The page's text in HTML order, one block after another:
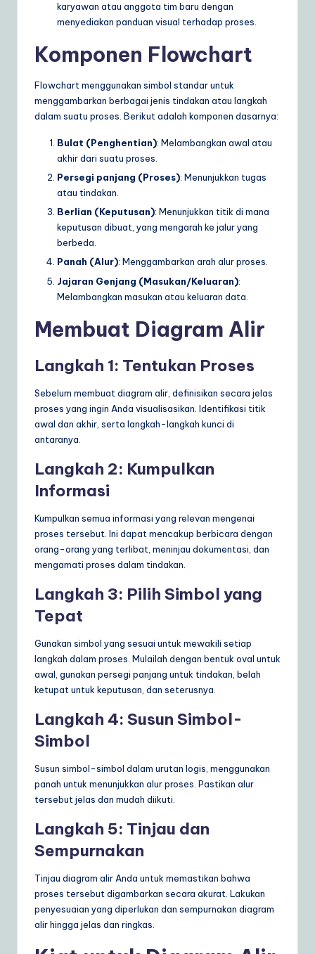
S
o
karyawan atau anggota tim baru dengan
menyediakan panduan visual terhadap proses.
Komponen Flowchart
Flowchart menggunakan simbol standar untuk
menggambarkan berbagai jenis tindakan atau langkah
dalam suatu proses. Berikut adalah komponen dasarnya:
Bulat (Penghentian): Melambangkan awal atau
akhir dari suatu proses.
Persegi panjang (Proses): Menunjukkan tugas
atau tindakan.
Berlian (Keputusan): Menunjukkan titik di mana
keputusan dibuat, yang mengarah ke jalur yang
berbeda.
Panah (Alur): Menggambarkan arah alur proses.
Jajaran Genjang (Masukan/Keluaran):
Melambangkan masukan atau keluaran data.
Membuat Diagram Alir
Langkah 1: Tentukan Proses
Sebelum membuat diagram alir, definisikan secara jelas
proses yang ingin Anda visualisasikan. Identifikasi titik
awal dan akhir, serta langkah-langkah kunci di
antaranya.
Langkah 2: Kumpulkan
Informasi
Kumpulkan semua informasi yang relevan mengenai
proses tersebut. Ini dapat mencakup berbicara dengan
orang-orang yang terlibat, meninjau dokumentasi, dan
mengamati proses dalam tindakan.
Langkah 3: Pilih Simbol yang
Tepat
Gunakan simbol yang sesuai untuk mewakili setiap
langkah dalam proses. Mulailah dengan bentuk oval untuk
awal, gunakan persegi panjang untuk tindakan, belah
ketupat untuk keputusan, dan seterusnya.
Langkah 4: Susun Simbol-
Simbol
Susun simbol-simbol dalam urutan logis, menggunakan
panah untuk menunjukkan alur proses. Pastikan alur
tersebut jelas dan mudah diikuti.
Langkah 5: Tinjau dan
Sempurnakan
Tinjau diagram alir Anda untuk memastikan bahwa
proses tersebut digambarkan secara akurat. Lakukan
penyesuaian yang diperlukan dan sempurnakan diagram
alir hingga jelas dan ringkas.